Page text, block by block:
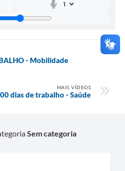
- Mobilidade
MAIS VÍDEOS
dias de trabalho - Saúde
Sem categoria